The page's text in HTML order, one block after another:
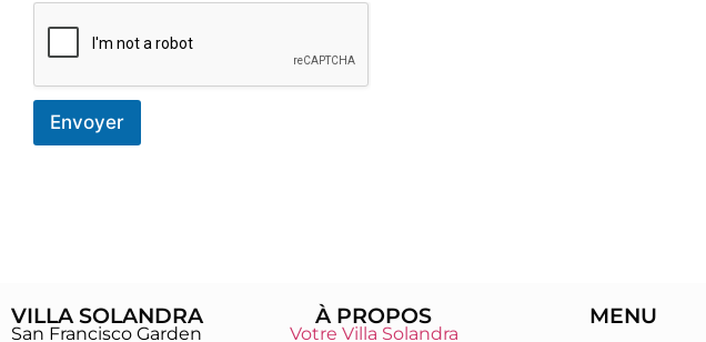
Envoyer
VILLA SOLANDRA
San Francisco Garden
À PROPOS
Votre Villa Solandra
MENU